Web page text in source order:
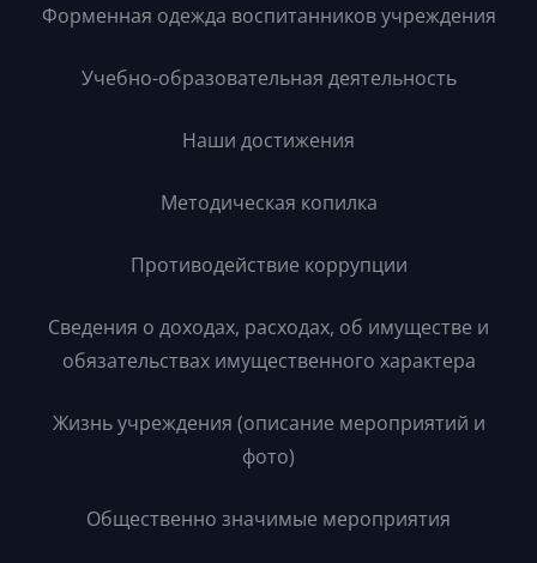
Форменная одежда воспитанников учреждения
Учебно-образовательная деятельность
Наши достижения
Методическая копилка
Противодействие коррупции
Сведения о доходах, расходах, об имуществе и
обязательствах имущественного характера
Жизнь учреждения (описание мероприятий и
фото)
Общественно значимые мероприятия